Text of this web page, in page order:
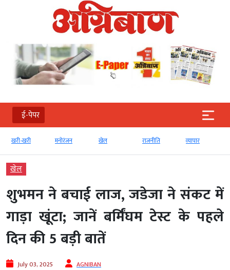
ई-पेपर
खरी-खरी मनोरंजन खेल राजनीति व्‍यापार
खेल
शुभमन ने बचाई लाज, जडेजा ने संकट में
गाड़ा खूंटा; जानें बर्मिंघम टेस्ट के पहले
दिन की 5 बड़ी बातें
July 03, 2025 AGNIBAN